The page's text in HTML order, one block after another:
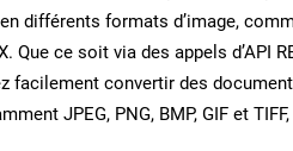
différents formats d’image,
Que ce soit via des appels d’API
facilement convertir des
JPEG, PNG, BMP, GIF et TIFF,